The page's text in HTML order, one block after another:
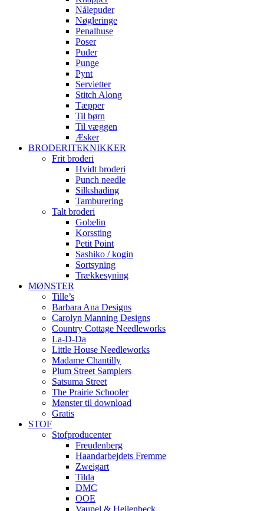
Nålepuder
Nøgleringe
Penalhuse
Poser
Puder
Punge
Pynt
Servietter
Stitch Along
Tæpper
Til børn
Til væggen
Æsker
BRODERITEKNIKKER
Frit broderi
Hvidt broderi
Punch needle
Silkshading
Tamburering
Talt broderi
Gobelin
Korssting
Petit Point
Sashiko / kogin
Sortsyning
Trækkesyning
MØNSTER
Tille’s
Barbara Ana Designs
Carolyn Manning Designs
Country Cottage Needleworks
La-D-Da
Little House Needleworks
Madame Chantilly
Plum Street Samplers
Satsuma Street
The Prairie Schooler
Mønster til download
Gratis
STOF
Stofproducenter
Freudenberg
Haandarbejdets Fremme
Zweigart
Tilda
DMC
OOE